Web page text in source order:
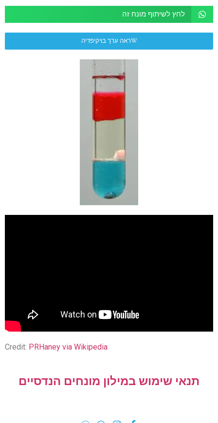
לחץ לשיתוף מונח זה
ראה ערך בויקיפדיה
Credit: PRHaney via Wikipedia
תנאי שימוש במילון מונחים הנדסיים